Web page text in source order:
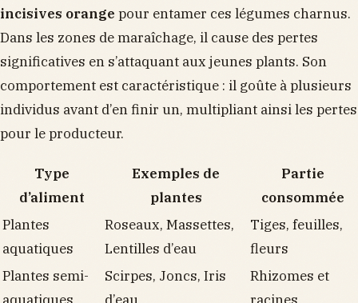
incisives orange pour entamer ces légumes charnus.
Dans les zones de maraîchage, il cause des pertes
significatives en s’attaquant aux jeunes plants. Son
comportement est caractéristique : il goûte à plusieurs
individus avant d’en finir un, multipliant ainsi les pertes
pour le producteur.
Type
d’aliment
Exemples de
plantes
Partie
consommée
Plantes
aquatiques
Roseaux, Massettes,
Lentilles d’eau
Tiges, feuilles,
fleurs
Plantes semi-
Scirpes, Joncs, Iris
Rhizomes et